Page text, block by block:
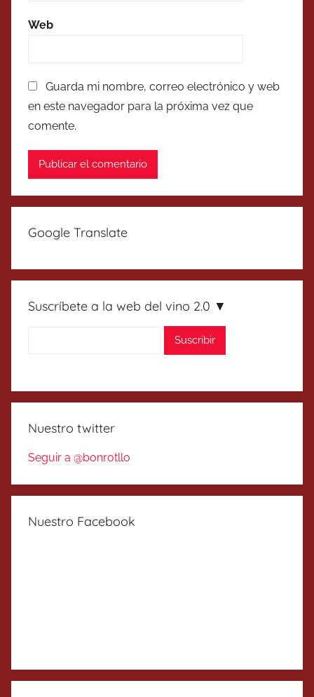
Web
Guarda mi nombre, correo electrónico y web
en este navegador para la próxima vez que
comente.
Google Translate
Suscríbete a la web del vino 2.0 ▼
Nuestro twitter
Seguir a @bonrotllo
Nuestro Facebook